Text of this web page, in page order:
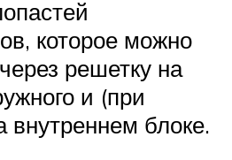
которое можно
решетку на
и (при
внутреннем блоке.